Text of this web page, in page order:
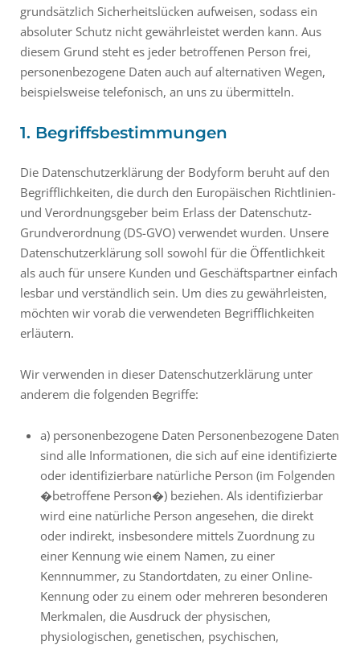
grundsätzlich Sicherheitslücken aufweisen, sodass ein
absoluter Schutz nicht gewährleistet werden kann. Aus
diesem Grund steht es jeder betroffenen Person frei,
personenbezogene Daten auch auf alternativen Wegen,
beispielsweise telefonisch, an uns zu übermitteln.
1. Begriffsbestimmungen
Die Datenschutzerklärung der Bodyform beruht auf den
Begrifflichkeiten, die durch den Europäischen Richtlinien-
und Verordnungsgeber beim Erlass der Datenschutz-
Grundverordnung (DS-GVO) verwendet wurden. Unsere
Datenschutzerklärung soll sowohl für die Öffentlichkeit
als auch für unsere Kunden und Geschäftspartner einfach
lesbar und verständlich sein. Um dies zu gewährleisten,
möchten wir vorab die verwendeten Begrifflichkeiten
erläutern.
Wir verwenden in dieser Datenschutzerklärung unter
anderem die folgenden Begriffe:
a) personenbezogene Daten Personenbezogene Daten
sind alle Informationen, die sich auf eine identifizierte
oder identifizierbare natürliche Person (im Folgenden
�betroffene Person�) beziehen. Als identifizierbar
wird eine natürliche Person angesehen, die direkt
oder indirekt, insbesondere mittels Zuordnung zu
einer Kennung wie einem Namen, zu einer
Kennnummer, zu Standortdaten, zu einer Online-
Kennung oder zu einem oder mehreren besonderen
Merkmalen, die Ausdruck der physischen,
physiologischen, genetischen, psychischen,